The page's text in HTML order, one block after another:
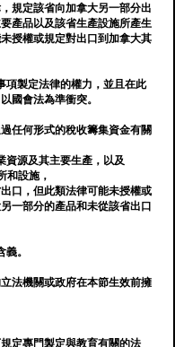
規定該省向加拿大另一部分出
產品以及該省生產設施所產生
授權或規定對出口到加拿大其
項製定法律的權力，並且在此
國會法為準衝突。
任何形式的稅收籌集資金有關
資源及其主要生產，以及
和設施，
口，但此類法律可能未授權或
一部分的產品和未從該省出口
。
法機關或政府在本節生效前擁
定專門製定與教育有關的法